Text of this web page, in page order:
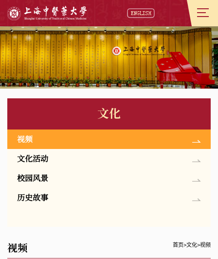
文化
视频
文化活动
校园风景
历史故事
视频 首页>文化>视频